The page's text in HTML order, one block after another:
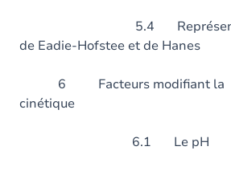
5.4 Représentation
de Eadie-Hofstee et de Hanes
6 Facteurs modifiant la
6.1 Le pH